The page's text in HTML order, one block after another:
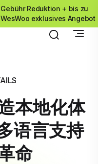
Reduktion + bis zu
exklusives Angebot
本地化体
语言支持
命